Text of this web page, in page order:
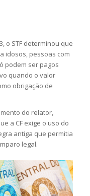
o STF determinou que
idosos, pessoas com
podem ser pagos
quando o valor
obrigação de
do relator,
a CF exige o uso do
antiga que permitia
legal.